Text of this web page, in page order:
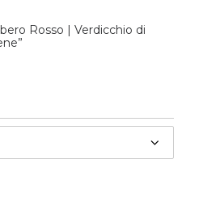
Rosso | Verdicchio di